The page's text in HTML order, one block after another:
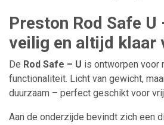
Preston Rod Safe U
veilig en altijd klaar
De Rod Safe – U is ontworpen voor
functionaliteit. Licht van gewicht,
duurzaam – perfect geschikt voor
Aan de onderzijde bevindt zich een